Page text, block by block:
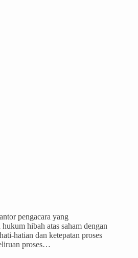
pengacara yang
hibah atas saham dengan
hatian dan ketepatan proses
proses…